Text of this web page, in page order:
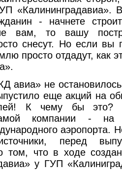
«Калининградавиа».
- начнете
вам, то вашу
снесут. Но если вы
просто отдадут, как
авиа» не
еще акций на
К чему бы это?
компании - на
аэропорта.
перед
том, что в ходе
у ГУП